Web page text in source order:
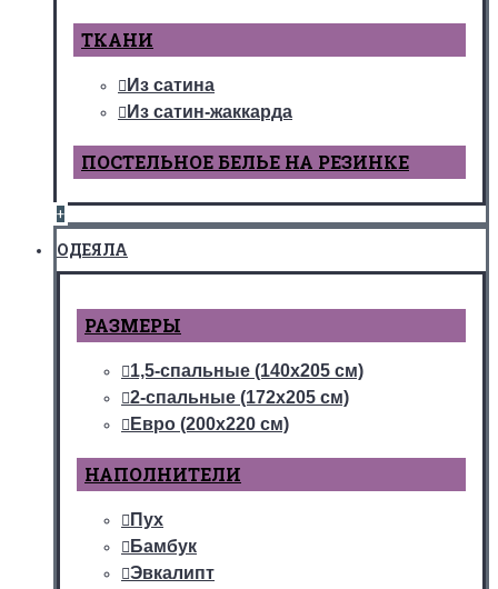
ТКАНИ
Из сатина
Из сатин-жаккарда
ПОСТЕЛЬНОЕ БЕЛЬЕ НА РЕЗИНКЕ
+
ОДЕЯЛА
РАЗМЕРЫ
1,5-спальные (140х205 см)
2-спальные (172х205 см)
Евро (200х220 см)
НАПОЛНИТЕЛИ
Пух
Бамбук
Эвкалипт